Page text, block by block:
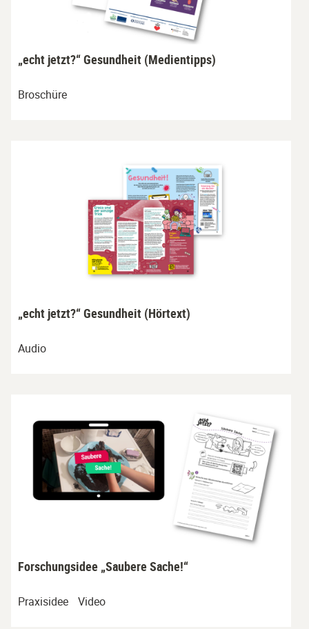
„echt jetzt?“ Gesundheit (Medientipps)
Broschüre
„echt jetzt?“ Gesundheit (Hörtext)
Audio
Forschungsidee „Saubere Sache!“
Praxisidee Video